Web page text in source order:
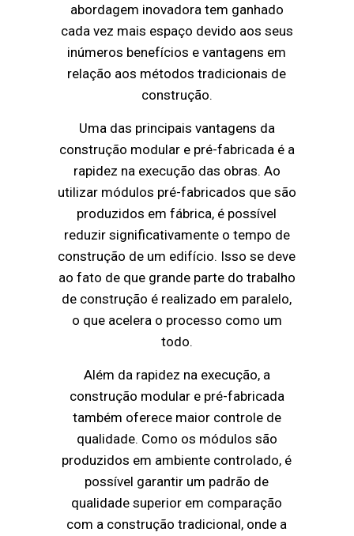
abordagem inovadora tem ganhado
cada vez mais espaço devido aos seus
inúmeros benefícios e vantagens em
relação aos métodos tradicionais de
construção.
Uma das principais vantagens da
construção modular e pré-fabricada é a
rapidez na execução das obras. Ao
utilizar módulos pré-fabricados que são
produzidos em fábrica, é possível
reduzir significativamente o tempo de
construção de um edifício. Isso se deve
ao fato de que grande parte do trabalho
de construção é realizado em paralelo,
o que acelera o processo como um
todo.
Além da rapidez na execução, a
construção modular e pré-fabricada
também oferece maior controle de
qualidade. Como os módulos são
produzidos em ambiente controlado, é
possível garantir um padrão de
qualidade superior em comparação
com a construção tradicional, onde a